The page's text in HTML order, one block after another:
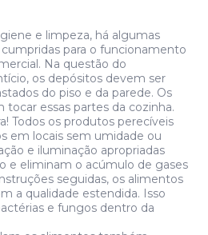
e limpeza, há algumas
para o funcionamento
Na questão do
os depósitos devem ser
do piso e da parede. Os
essas partes da cozinha.
Todos os produtos perecíveis
em locais sem umidade ou
e iluminação apropriadas
e eliminam o acúmulo de gases
seguidas, os alimentos
a qualidade estendida. Isso
e fungos dentro da